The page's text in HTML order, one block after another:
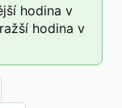
hodina v
hodina v